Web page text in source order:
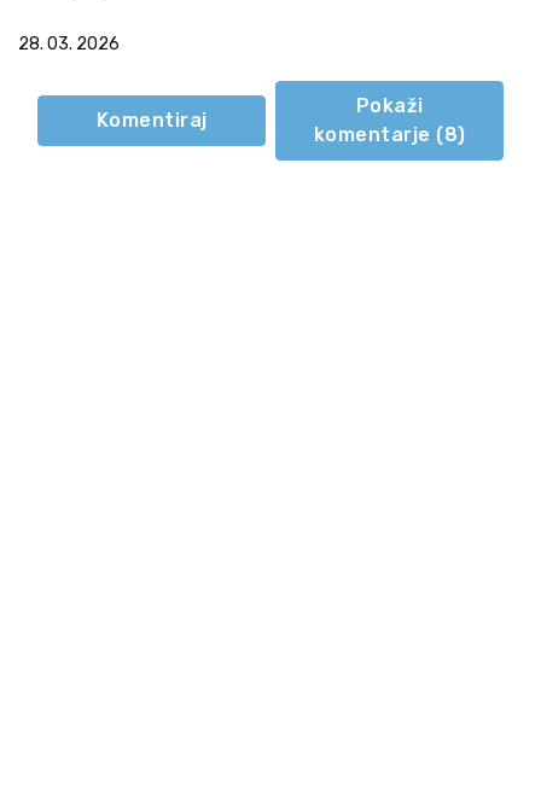
28. 03. 2026
Komentiraj
Pokaži
komentarje (8)